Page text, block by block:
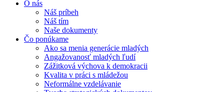
O nás
Náš príbeh
Náš tím
Naše dokumenty
Čo ponúkame
Ako sa menia generácie mladých
Angažovanosť mladých ľudí
Zážitková výchova k demokracii
Kvalita v práci s mládežou
Neformálne vzdelávanie